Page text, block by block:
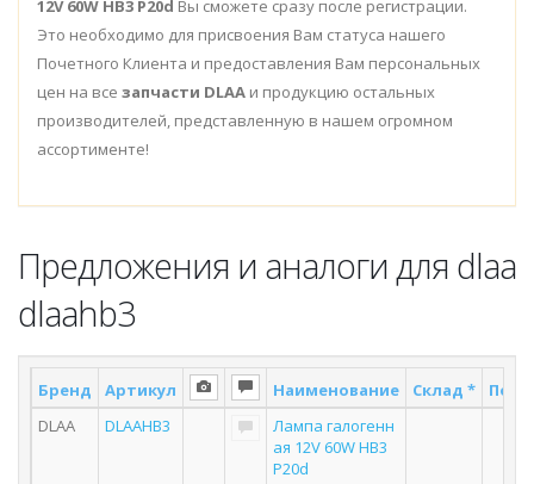
12V 60W HB3 P20d Вы сможете сразу после регистрации.
Это необходимо для присвоения Вам статуса нашего
Почетного Клиента и предоставления Вам персональных
цен на все запчасти DLAA и продукцию остальных
производителей, представленную в нашем огромном
ассортименте!
Предложения и аналоги для dlaa
dlaahb3
Бренд Артикул Наименование Склад *
DLAA
DLAAHB3
Лампа галогенн
ая 12V 60W HB3
P20d